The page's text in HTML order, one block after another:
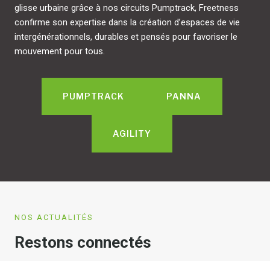
glisse urbaine grâce à nos circuits Pumptrack, Freetness
confirme son expertise dans la création d’espaces de vie
intergénérationnels, durables et pensés pour favoriser le
mouvement pour tous.
PUMPTRACK PANNA
AGILITY
NOS ACTUALITÉS
Restons connectés